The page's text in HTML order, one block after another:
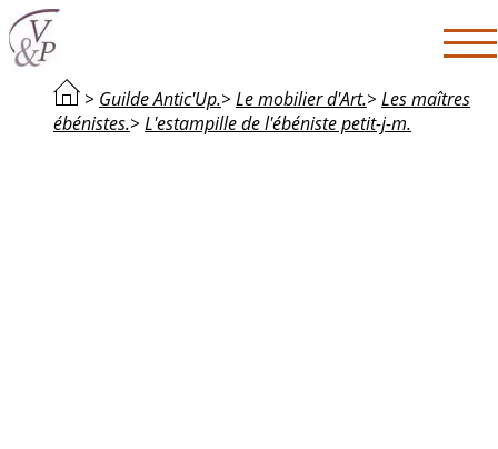
> Guilde Antic'Up.> Le mobilier d'Art.> Les maîtres
ébénistes.> L'estampille de l'ébéniste petit-j-m.